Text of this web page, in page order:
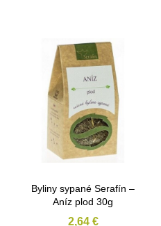
Byliny sypané Serafín –
Aníz plod 30g
2,64 €